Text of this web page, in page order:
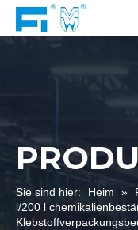
Sie sind hier: Heim »
l/200 l